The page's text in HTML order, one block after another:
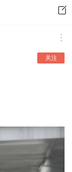
关注